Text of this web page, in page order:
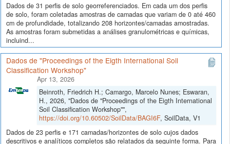
Dados de 31 perfis de solo georreferenciados. Em cada um dos perfis
de solo, foram coletadas amostras de camadas que variam de 0 até 460
cm de profundidade, totalizando 208 horizontes/camadas amostradas.
As amostras foram submetidas a análises granulométricas e químicas,
incluind...
Dados de "Proceedings of the Eigth International Soil
Classification Workshop"
Apr 13, 2026
Beinroth, Friedrich H.; Camargo, Marcelo Nunes; Eswaran,
H., 2026, "Dados de "Proceedings of the Eigth International
Soil Classification Workshop"",
https://doi.org/10.60502/SoilData/BAGI6F, SoilData, V1
Dados de 23 perfis e 171 camadas/horizontes de solo cujos dados
descritivos e analíticos completos são relatados da seguinte forma. Para